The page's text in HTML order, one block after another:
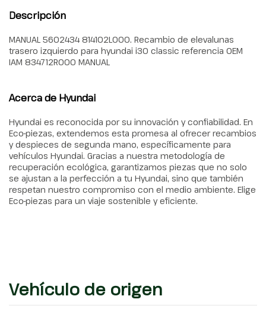
Descripción
MANUAL 5602434 814102L000. Recambio de elevalunas
trasero izquierdo para hyundai i30 classic referencia OEM
IAM 834712R000 MANUAL
Acerca de Hyundai
Hyundai es reconocida por su innovación y confiabilidad. En
Eco-piezas, extendemos esta promesa al ofrecer recambios
y despieces de segunda mano, específicamente para
vehículos Hyundai. Gracias a nuestra metodología de
recuperación ecológica, garantizamos piezas que no solo
se ajustan a la perfección a tu Hyundai, sino que también
respetan nuestro compromiso con el medio ambiente. Elige
Eco-piezas para un viaje sostenible y eficiente.
Vehículo de origen